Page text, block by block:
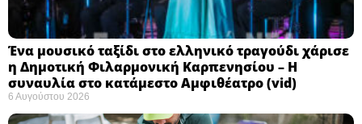
Ένα μουσικό ταξίδι στο ελληνικό τραγούδι χάρισε
η Δημοτική Φιλαρμονική Καρπενησίου – Η
συναυλία στο κατάμεστο Αμφιθέατρο (vid)
6 Αυγούστου 2026